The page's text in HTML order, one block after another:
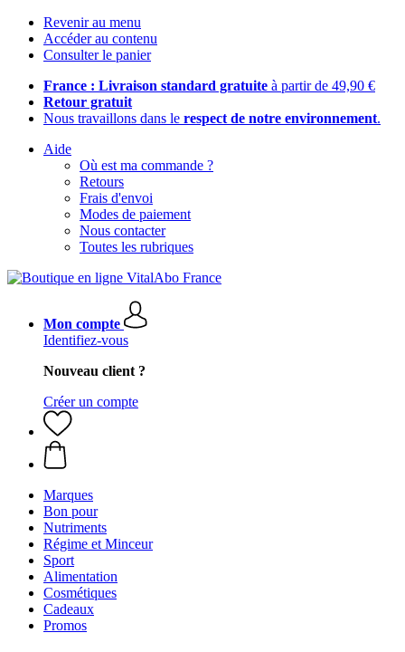
Revenir au menu
Accéder au contenu
Consulter le panier
France : Livraison standard gratuite à partir de 49,90 €
Retour gratuit
Nous travaillons dans le respect de notre environnement.
Aide
Où est ma commande ?
Retours
Frais d'envoi
Modes de paiement
Nous contacter
Toutes les rubriques
Mon compte
Identifiez-vous
Nouveau client ?
Créer un compte
Marques
Bon pour
Nutriments
Régime et Minceur
Sport
Alimentation
Cosmétiques
Cadeaux
Promos